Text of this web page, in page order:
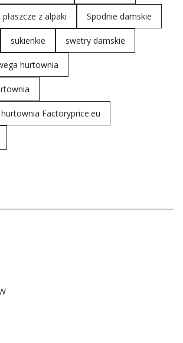
płaszcze z alpaki Spodnie damskie
sukienkie swetry damskie
hurtownia
Factoryprice.eu